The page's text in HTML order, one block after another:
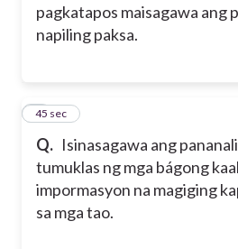
pagkatapos maisagawa ang
napiling paksa.
Q. Isinasagawa ang
tumuklas ng mga bágong
impormasyon na magiging
sa mga tao.
2
45 sec